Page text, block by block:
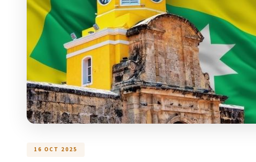
16 OCT 2025